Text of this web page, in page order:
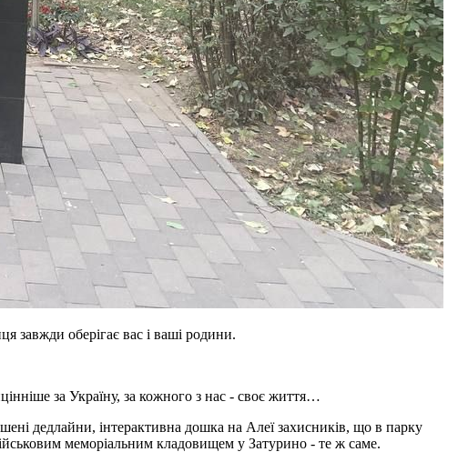
завжди оберігає вас і ваші родини.
за Україну, за кожного з нас - своє життя…
дедлайни, інтерактивна дошка на Алеї захисників, що в парку
меморіальним кладовищем у Затурино - те ж саме.